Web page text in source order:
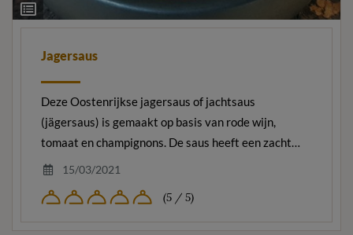
Ingrediëntenlijst
Jagersaus
Deze Oostenrijkse jagersaus of jachtsaus
(jägersaus) is gemaakt op basis van rode wijn,
tomaat en champignons. De saus heeft een zacht…
15/03/2021
(5 / 5)